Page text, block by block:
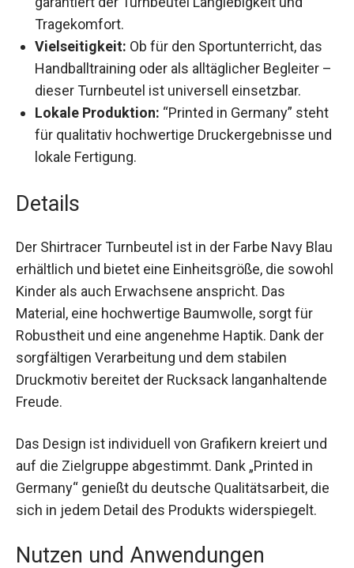
garantiert der Turnbeutel Langlebigkeit und
Tragekomfort.
Vielseitigkeit: Ob für den Sportunterricht, das
Handballtraining oder als alltäglicher Begleiter
– dieser Turnbeutel ist universell einsetzbar.
Lokale Produktion: “Printed in Germany”
steht für qualitativ hochwertige
Druckergebnisse und lokale Fertigung.
Details
Der Shirtracer Turnbeutel ist in der Farbe Navy
Blau erhältlich und bietet eine Einheitsgröße, die
sowohl Kinder als auch Erwachsene anspricht.
Das Material, eine hochwertige Baumwolle, sorgt
für Robustheit und eine angenehme Haptik. Dank
der sorgfältigen Verarbeitung und dem stabilen
Druckmotiv bereitet der Rucksack
langanhaltende Freude.
Das Design ist individuell von Grafikern kreiert
und auf die Zielgruppe abgestimmt. Dank „Printed
in Germany“ genießt du deutsche Qualitätsarbeit,
die sich in jedem Detail des Produkts
widerspiegelt.